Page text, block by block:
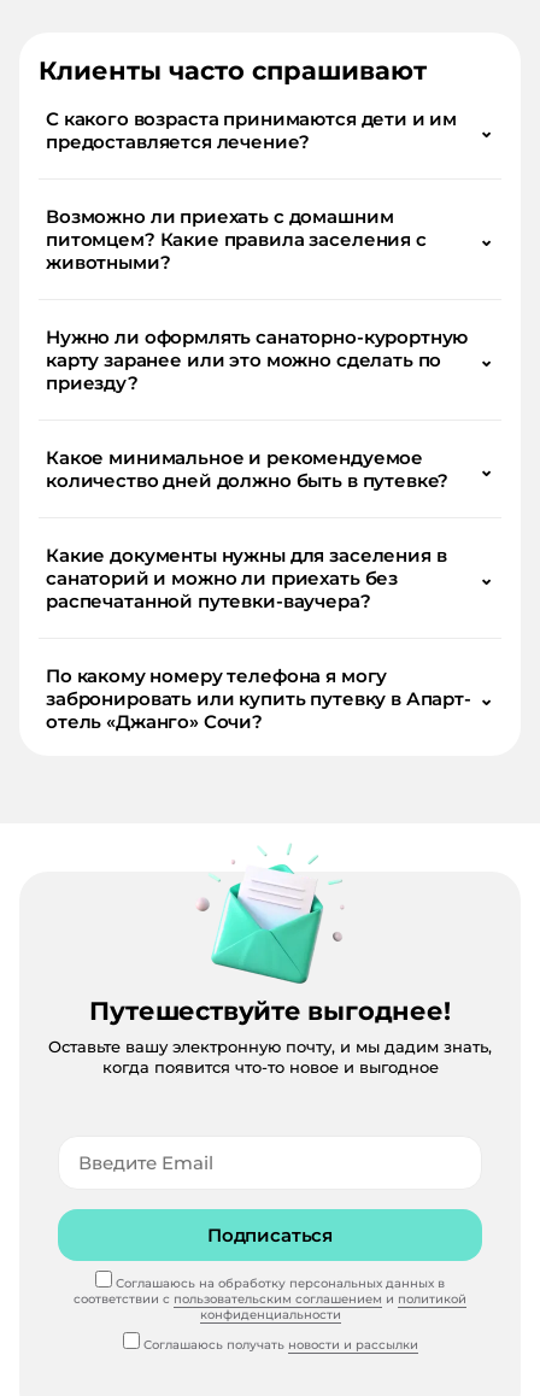
Клиенты часто спрашивают
С какого возраста принимаются дети и им
предоставляется лечение?
⌄
Возможно ли приехать с домашним
питомцем? Какие правила заселения с
животными?
⌄
Нужно ли оформлять санаторно-курортную
карту заранее или это можно сделать по
приезду?
⌄
Какое минимальное и рекомендуемое
количество дней должно быть в путевке?
⌄
Какие документы нужны для заселения в
санаторий и можно ли приехать без
распечатанной путевки-ваучера?
⌄
По какому номеру телефона я могу
забронировать или купить путевку в Апарт-
отель «Джанго» Сочи?
⌄
Путешествуйте выгоднее!
Оставьте вашу электронную почту, и мы дадим знать,
когда появится что-то новое и выгодное
Подписаться
Соглашаюсь на обработку персональных данных в
соответствии с пользовательским соглашением и политикой
конфиденциальности
Соглашаюсь получать новости и рассылки